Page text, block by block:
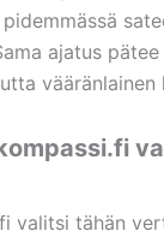
ajatus
valitsi tähän